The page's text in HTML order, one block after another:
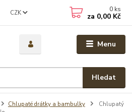
Menu
CZK
Hledat
0 ks
za 0,00 Kč
Chlupaté drátky a bambulky
Chlupatý